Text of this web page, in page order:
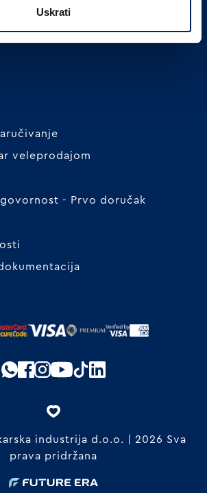
Uskrati
veleprodajom
- Prvo doručak
industrija d.o.o. | 2026 Sva
prava pridržana